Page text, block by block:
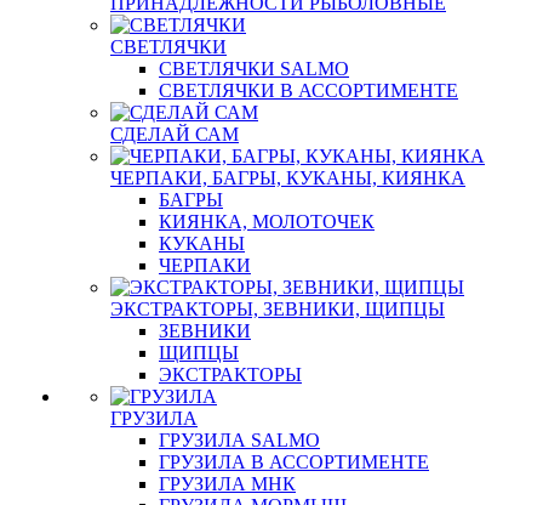
СВЕТЛЯЧКИ
СВЕТЛЯЧКИ SALMO
СВЕТЛЯЧКИ В АССОРТИМЕНТЕ
СДЕЛАЙ САМ
ЧЕРПАКИ, БАГРЫ, КУКАНЫ, КИЯНКА
БАГРЫ
КИЯНКА, МОЛОТОЧЕК
КУКАНЫ
ЧЕРПАКИ
ЭКСТРАКТОРЫ, ЗЕВНИКИ, ЩИПЦЫ
ЗЕВНИКИ
ЩИПЦЫ
ЭКСТРАКТОРЫ
ГРУЗИЛА
ГРУЗИЛА SALMO
ГРУЗИЛА В АССОРТИМЕНТЕ
ГРУЗИЛА МНК